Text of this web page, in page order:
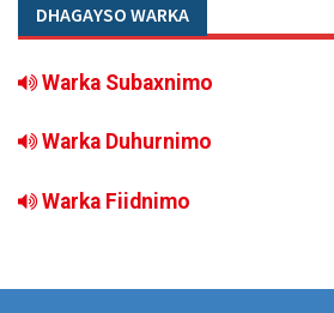
DHAGAYSO WARKA
Warka Subaxnimo
Warka Duhurnimo
Warka Fiidnimo